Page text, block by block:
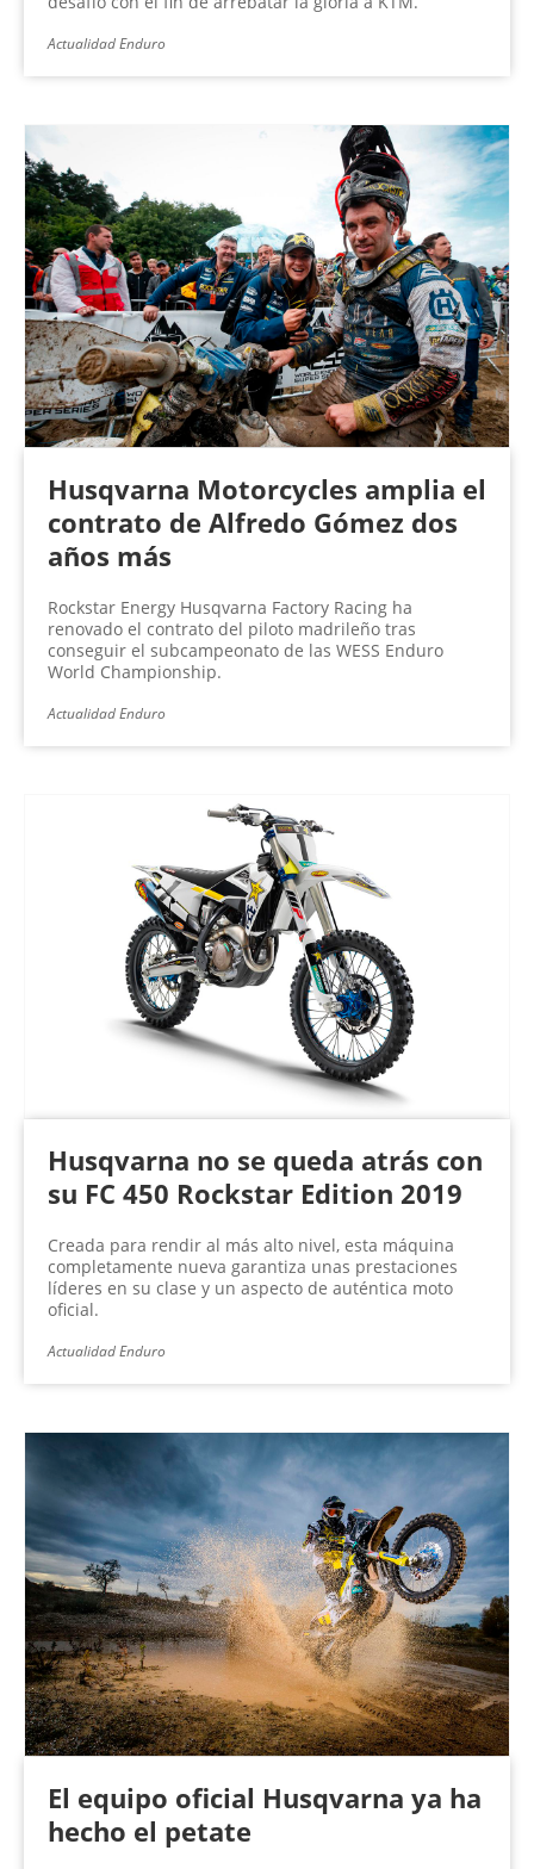
Actualidad Enduro
Husqvarna Motorcycles amplia el
contrato de Alfredo Gómez dos
años más
Rockstar Energy Husqvarna Factory Racing ha
renovado el contrato del piloto madrileño tras
conseguir el subcampeonato de las WESS Enduro
World Championship.
Actualidad Enduro
Husqvarna no se queda atrás con
su FC 450 Rockstar Edition 2019
Creada para rendir al más alto nivel, esta máquina
completamente nueva garantiza unas prestaciones
líderes en su clase y un aspecto de auténtica moto
oficial.
Actualidad Enduro
El equipo oficial Husqvarna ya ha
hecho el petate